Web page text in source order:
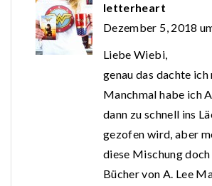
letterheart
Dezember 5, 2018
Liebe Wiebi,
genau das dachte ich
Manchmal habe ich
dann zu schnell ins
gezofen wird, aber
diese Mischung
Bücher von A. Lee